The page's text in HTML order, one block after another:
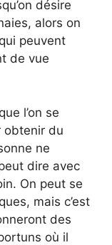
désire
alors on
peuvent
de vue
l’on se
obtenir du
ne
dire avec
On peut se
mais c’est
des
où il